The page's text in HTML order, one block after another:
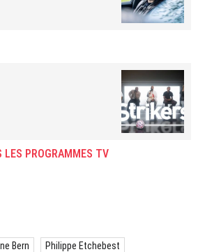
LES PROGRAMMES TV
Bern Philippe Etchebest